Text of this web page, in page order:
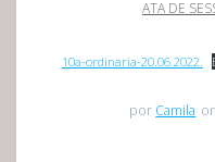
ATA DE
10a-ordinaria-20.06.2022.
por Camila